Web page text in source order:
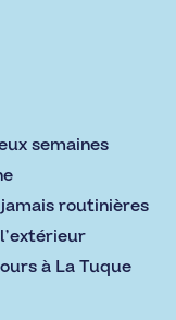
semaines
routinières
à La Tuque